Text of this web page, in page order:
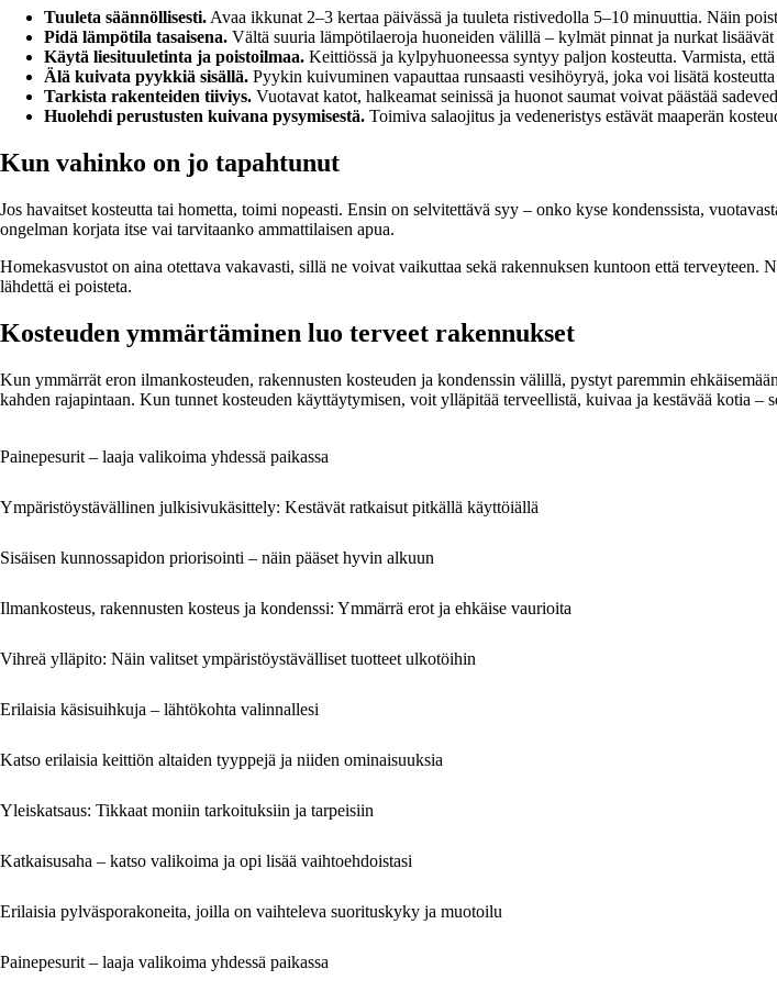
Tuuleta säännöllisesti. Avaa ikkunat 2–3 kertaa päivässä ja tuuleta ristivedolla 5–10 minuuttia. Näin
Pidä lämpötila tasaisena. Vältä suuria lämpötilaeroja huoneiden välillä – kylmät pinnat ja nurkat
Käytä liesituuletinta ja poistoilmaa. Keittiössä ja kylpyhuoneessa syntyy paljon kosteutta. Varmista,
Älä kuivata pyykkiä sisällä. Pyykin kuivuminen vapauttaa runsaasti vesihöyryä, joka voi lisätä kosteutta
Tarkista rakenteiden tiiviys. Vuotavat katot, halkeamat seinissä ja huonot saumat voivat päästää
Huolehdi perustusten kuivana pysymisestä. Toimiva salaojitus ja vedeneristys estävät maaperän
Kun vahinko on jo tapahtunut
Jos havaitset kosteutta tai hometta, toimi nopeasti. Ensin on selvitettävä syy – onko kyse kondenssista,
ongelman korjata itse vai tarvitaanko ammattilaisen apua.
Homekasvustot on aina otettava vakavasti, sillä ne voivat vaikuttaa sekä rakennuksen kuntoon että
lähdettä ei poisteta.
Kosteuden ymmärtäminen luo terveet rakennukset
Kun ymmärrät eron ilmankosteuden, rakennusten kosteuden ja kondenssin välillä, pystyt paremmin
kahden rajapintaan. Kun tunnet kosteuden käyttäytymisen, voit ylläpitää terveellistä, kuivaa ja kestävää kotia –
Painepesurit – laaja valikoima yhdessä paikassa
Ympäristöystävällinen julkisivukäsittely: Kestävät ratkaisut pitkällä käyttöiällä
Sisäisen kunnossapidon priorisointi – näin pääset hyvin alkuun
Ilmankosteus, rakennusten kosteus ja kondenssi: Ymmärrä erot ja ehkäise vaurioita
Vihreä ylläpito: Näin valitset ympäristöystävälliset tuotteet ulkotöihin
Erilaisia käsisuihkuja – lähtökohta valinnallesi
Katso erilaisia keittiön altaiden tyyppejä ja niiden ominaisuuksia
Yleiskatsaus: Tikkaat moniin tarkoituksiin ja tarpeisiin
Katkaisusaha – katso valikoima ja opi lisää vaihtoehdoistasi
Erilaisia pylväsporakoneita, joilla on vaihteleva suorituskyky ja muotoilu
Painepesurit – laaja valikoima yhdessä paikassa